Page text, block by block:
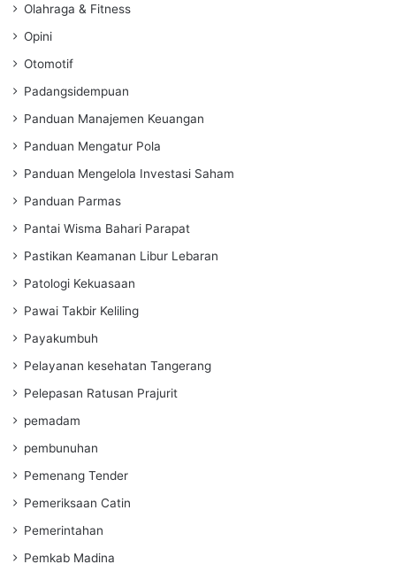
Olahraga & Fitness
Opini
Otomotif
Padangsidempuan
Panduan Manajemen Keuangan
Panduan Mengatur Pola
Panduan Mengelola Investasi Saham
Panduan Parmas
Pantai Wisma Bahari Parapat
Pastikan Keamanan Libur Lebaran
Patologi Kekuasaan
Pawai Takbir Keliling
Payakumbuh
Pelayanan kesehatan Tangerang
Pelepasan Ratusan Prajurit
pemadam
pembunuhan
Pemenang Tender
Pemeriksaan Catin
Pemerintahan
Pemkab Madina